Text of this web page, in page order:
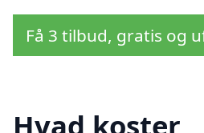
Få 3 tilbud, gratis og